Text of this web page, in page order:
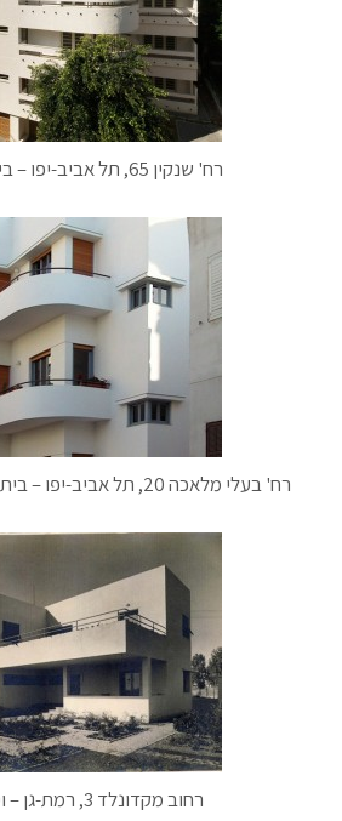
רח' שנקין 65, תל אביב-יפו – בית רובינסקי
רח' בעלי מלאכה 20, תל אביב-יפו – בית שולמית ושמעון קורן
רחוב מקדונלד 3, רמת-גן – וילה שרת